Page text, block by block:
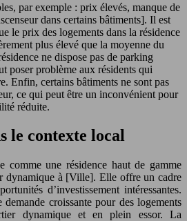
par exemple : prix élevés, manque de
dans certains bâtiments]. Il est
le prix des logements dans la résidence
plus élevé que la moyenne du
ne dispose pas de parking
poser problème aux résidents qui
Enfin, certains bâtiments ne sont pas
ce qui peut être un inconvénient pour
réduite.
le contexte local
comme une résidence haut de gamme
dynamique à [Ville]. Elle offre un cadre
d’investissement intéressantes.
croissante pour des logements
dynamique et en plein essor. La